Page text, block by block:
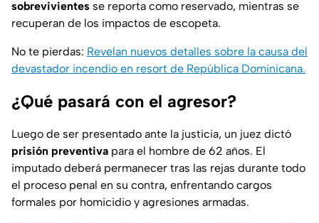
sobrevivientes se reporta como reservado, mientras se
recuperan de los impactos de escopeta.
No te pierdas: Revelan nuevos detalles sobre la causa del
devastador incendio en resort de República Dominicana.
¿Qué pasará con el agresor?
Luego de ser presentado ante la justicia, un juez dictó
prisión preventiva para el hombre de 62 años. El
imputado deberá permanecer tras las rejas durante todo
el proceso penal en su contra, enfrentando cargos
formales por homicidio y agresiones armadas.